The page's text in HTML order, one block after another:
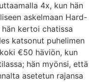
4x, kun hän
askelmaan Hard-
hän kertoi chatissa
katsonut puhelimen
€50 häviön, kun
hän myönsi, että
asetetun rajansa